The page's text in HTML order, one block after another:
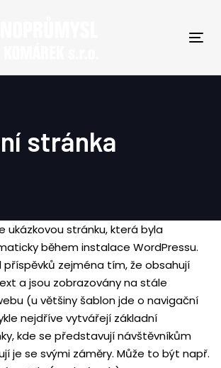
stránka
ukázkovou stránku, která byla
během instalace WordPressu.
příspěvků zejména tím, že obsahují
a jsou zobrazovány na stále
(u většiny šablon jde o navigační
nejdříve vytvářejí základní
kde se představují návštěvníkům
je se svými záměry. Může to být např.